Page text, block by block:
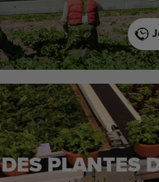
PLANTES